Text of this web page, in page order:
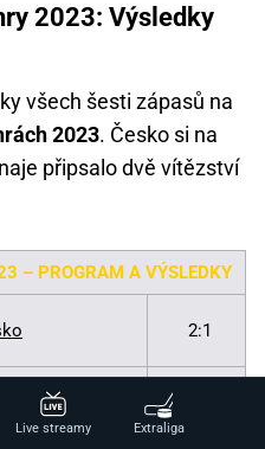
2023: Výsledky
všech šesti zápasů na
2023. Česko si na
připsalo dvě vítězství
– PROGRAM A VÝSLEDKY
2:1
Live streamy Extraliga